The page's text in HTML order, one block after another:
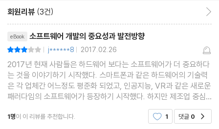
회원리뷰 (3건)
eBook 소프트웨어 개발의 중요성과 발전방향
| j******8 | 2017.02.26
2017년 현재 사람들은 하드웨어 보다는 소프트웨어가 더 중요하다
는 것을 이야기하기 시작했다. 스마트폰과 같은 하드웨어의 기술력
은 각 업체간 어느정도 평준화 되었고, 인공지능, VR과 같은 새로운
패러다임의 소프트웨어가 등장하기 시작했다. 하지만 제조업 중심
인 우리나라에서는 소프트웨어의 계발은 등한시 되어왔고 지적재산
1명이 이 리뷰를 추천합니다. 1 댓글 0